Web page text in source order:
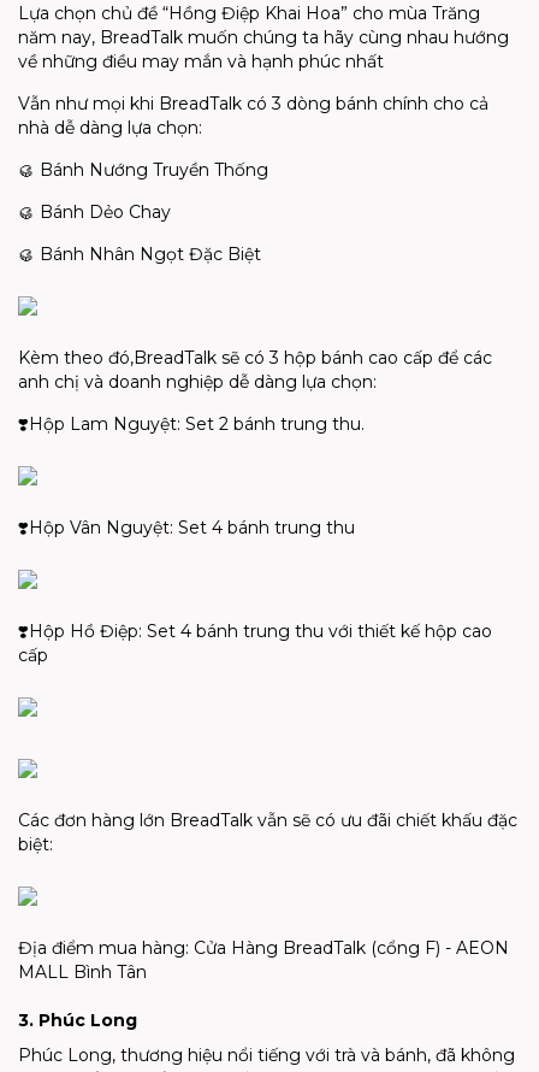
Lựa chọn chủ đề “Hồng Điệp Khai Hoa” cho mùa Trăng
năm nay, BreadTalk muốn chúng ta hãy cùng nhau hướng
về những điều may mắn và hạnh phúc nhất
Vẫn như mọi khi BreadTalk có 3 dòng bánh chính cho cả
nhà dễ dàng lựa chọn:
🥮 Bánh Nướng Truyền Thống
🥮 Bánh Dẻo Chay
🥮 Bánh Nhân Ngọt Đặc Biệt
Kèm theo đó,BreadTalk sẽ có 3 hộp bánh cao cấp để các
anh chị và doanh nghiệp dễ dàng lựa chọn:
❣️Hộp Lam Nguyệt: Set 2 bánh trung thu.
❣️Hộp Vân Nguyệt: Set 4 bánh trung thu
❣️Hộp Hồ Điệp: Set 4 bánh trung thu với thiết kế hộp cao
cấp
Các đơn hàng lớn BreadTalk vẫn sẽ có ưu đãi chiết khấu đặc
biệt:
Địa điểm mua hàng: Cửa Hàng BreadTalk (cổng F) - AEON
MALL Bình Tân
3. Phúc Long
Phúc Long, thương hiệu nổi tiếng với trà và bánh, đã không